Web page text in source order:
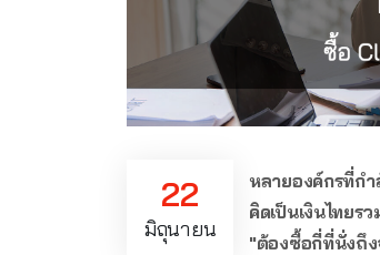
22
มิถุนายน
หลายองค์กรที่ก
คิดเป็นเงินไทย
"ต้องซื้อกี่ที่นั่งถึ